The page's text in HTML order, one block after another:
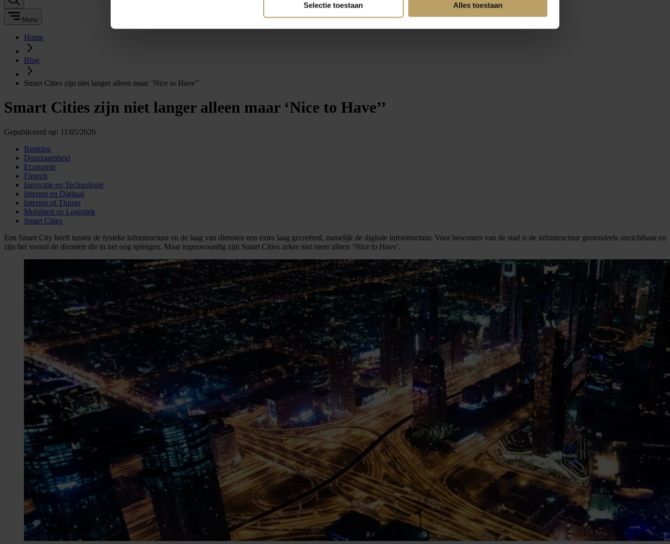
Selectie toestaan Alles toestaan
Menu
Home
Blog
Smart Cities zijn niet langer alleen maar ‘Nice to Have’’
Smart Cities zijn niet langer alleen maar ‘Nice to Have’’
Gepubliceerd op: 11/05/2020
Banking
Duurzaamheid
Economie
Fintech
Innovatie en Technologie
Internet en Digitaal
Internet of Things
Mobiliteit en Logistiek
Smart Cities
Een Smart City heeft tussen de fysieke infrastructuur en de laag van diensten een extra laag gecreëerd, namelijk de digitale infrastructuur. Voor bewoners van de stad is de infrastructuur grotendeels onzichtbaar en
zijn het vooral de diensten die in het oog springen. Maar tegenwoordig zijn Smart Cities zeker niet meer alleen ‘Nice to Have’.